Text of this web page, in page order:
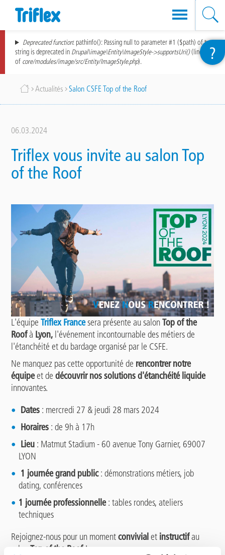
contenu
principal
Message
d'erreur
Deprecated function: pathinfo(): Passing null to parameter #1 ($path) of type
string is deprecated in Drupal\image\Entity\ImageStyle->supportsUri()(line
389
of core/modules/image/src/Entity/ImageStyle.php).
Fil
d'Ariane
Actualités Salon CSFE Top of the Roof
06.03.2024
Triflex vous invite au salon Top
of the Roof
L'équipeTriflex Francesera présente au salonTop of the
Roofà Lyon, l'événement incontournable des métiers de
l'étanchéité et du bardage organisé par le CSFE.
Ne manquez pas cette opportunité de rencontrer notre
équipeet dedécouvrir nos solutions d'étanchéité liquide
innovantes.
Dates : mercredi 27 & jeudi 28 mars 2024
Horaires : de 9h à 17h
Lieu : Matmut Stadium - 60 avenue Tony Garnier, 69007
LYON
1 journée grand public: démonstrations métiers, job
dating, conférences
1 journée professionnelle: tables rondes, ateliers
techniques
Rejoignez-nous pour un momentconvivial et instructifau
salonTop of the Roof!
?